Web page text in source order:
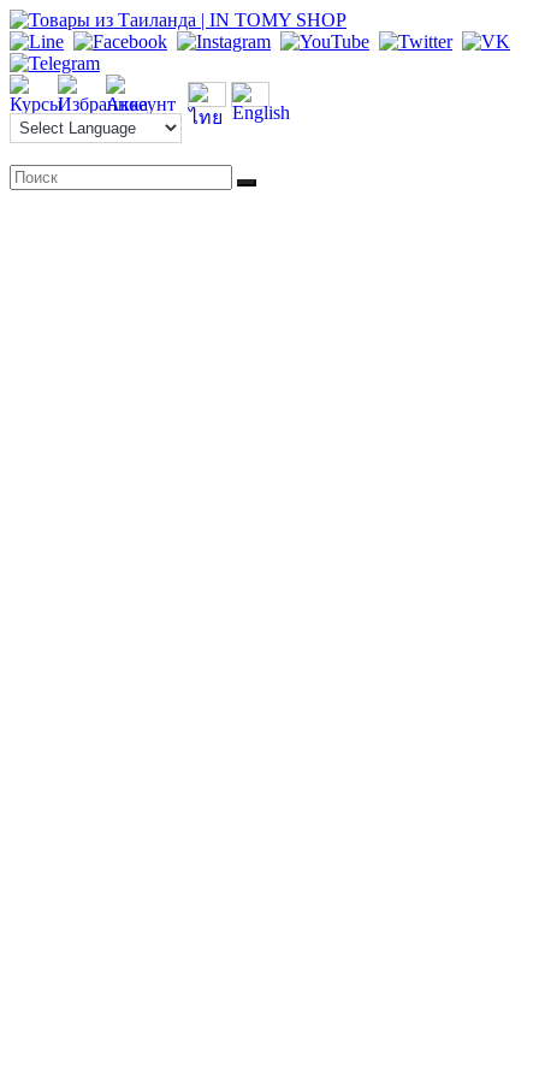
Перейти
к
содержимому